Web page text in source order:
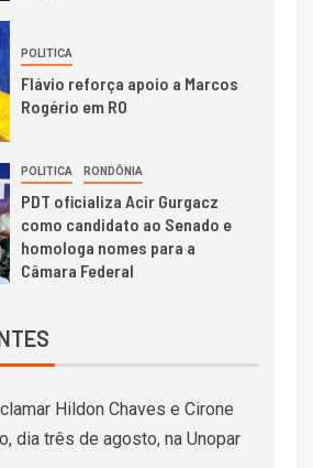
POLITICA
Flávio reforça apoio a Marcos
Rogério em RO
POLITICA RONDÔNIA
PDT oficializa Acir Gurgacz
como candidato ao Senado e
homologa nomes para a
Câmara Federal
Hildon Chaves e Cirone
dia três de agosto, na Unopar